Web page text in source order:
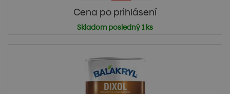
Cena po prihlásení
Skladom posledný 1 ks